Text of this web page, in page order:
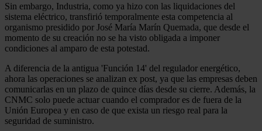
Sin embargo, Industria, como ya hizo con las liquidaciones del
sistema eléctrico, transfirió temporalmente esta competencia al
organismo presidido por José María Marín Quemada, que desde el
momento de su creación no se ha visto obligada a imponer
condiciones al amparo de esta potestad.
A diferencia de la antigua 'Función 14' del regulador energético,
ahora las operaciones se analizan ex post, ya que las empresas deben
comunicarlas en un plazo de quince días desde su cierre. Además, la
CNMC solo puede actuar cuando el comprador es de fuera de la
Unión Europea y en caso de que exista un riesgo real para la
seguridad de suministro.